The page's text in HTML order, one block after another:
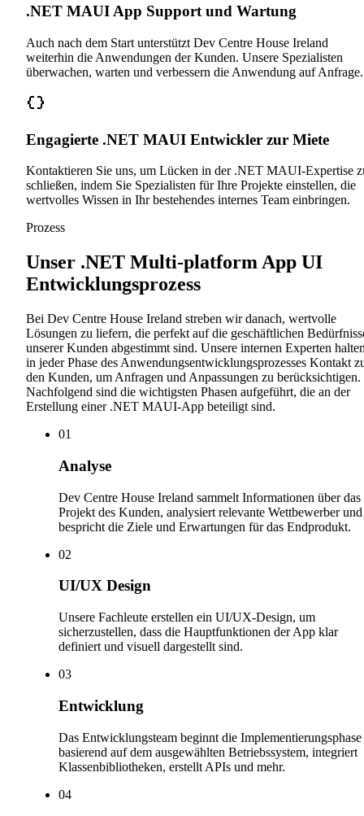
.NET MAUI App Support und Wartung
Auch nach dem Start unterstützt Dev Centre House Ireland
weiterhin die Anwendungen der Kunden. Unsere Spezialisten
überwachen, warten und verbessern die Anwendung auf Anfrage.
Engagierte .NET MAUI Entwickler zur Miete
Kontaktieren Sie uns, um Lücken in der .NET MAUI-Expertise
schließen, indem Sie Spezialisten für Ihre Projekte einstellen, die
wertvolles Wissen in Ihr bestehendes internes Team einbringen.
Prozess
Unser .NET Multi-platform App UI
Entwicklungsprozess
Bei Dev Centre House Ireland streben wir danach, wertvolle
Lösungen zu liefern, die perfekt auf die geschäftlichen
unserer Kunden abgestimmt sind. Unsere internen Experten
in jeder Phase des Anwendungsentwicklungsprozesses Kontakt
den Kunden, um Anfragen und Anpassungen zu berücksichtigen.
Nachfolgend sind die wichtigsten Phasen aufgeführt, die an der
Erstellung einer .NET MAUI-App beteiligt sind.
01
Analyse
Dev Centre House Ireland sammelt Informationen über das
Projekt des Kunden, analysiert relevante Wettbewerber und
bespricht die Ziele und Erwartungen für das Endprodukt.
02
UI/UX Design
Unsere Fachleute erstellen ein UI/UX-Design, um
sicherzustellen, dass die Hauptfunktionen der App klar
definiert und visuell dargestellt sind.
03
Entwicklung
Das Entwicklungsteam beginnt die Implementierungsphase
basierend auf dem ausgewählten Betriebssystem, integriert
Klassenbibliotheken, erstellt APIs und mehr.
04